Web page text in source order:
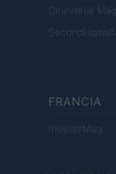
Cineverse
FRANCIA
InvestirMag